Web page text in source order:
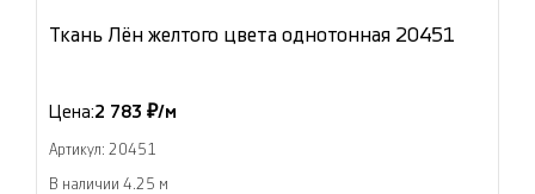
Ткань Лён желтого цвета однотонная 20451
Цена:2 783 ₽/м
Артикул: 20451
В наличии 4.25 м